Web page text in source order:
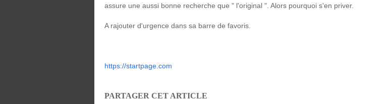
assure une aussi bonne recherche que " l'original ". Alors pourquoi s'en priver.
A rajouter d'urgence dans sa barre de favoris.
https://startpage.com
PARTAGER CET ARTICLE